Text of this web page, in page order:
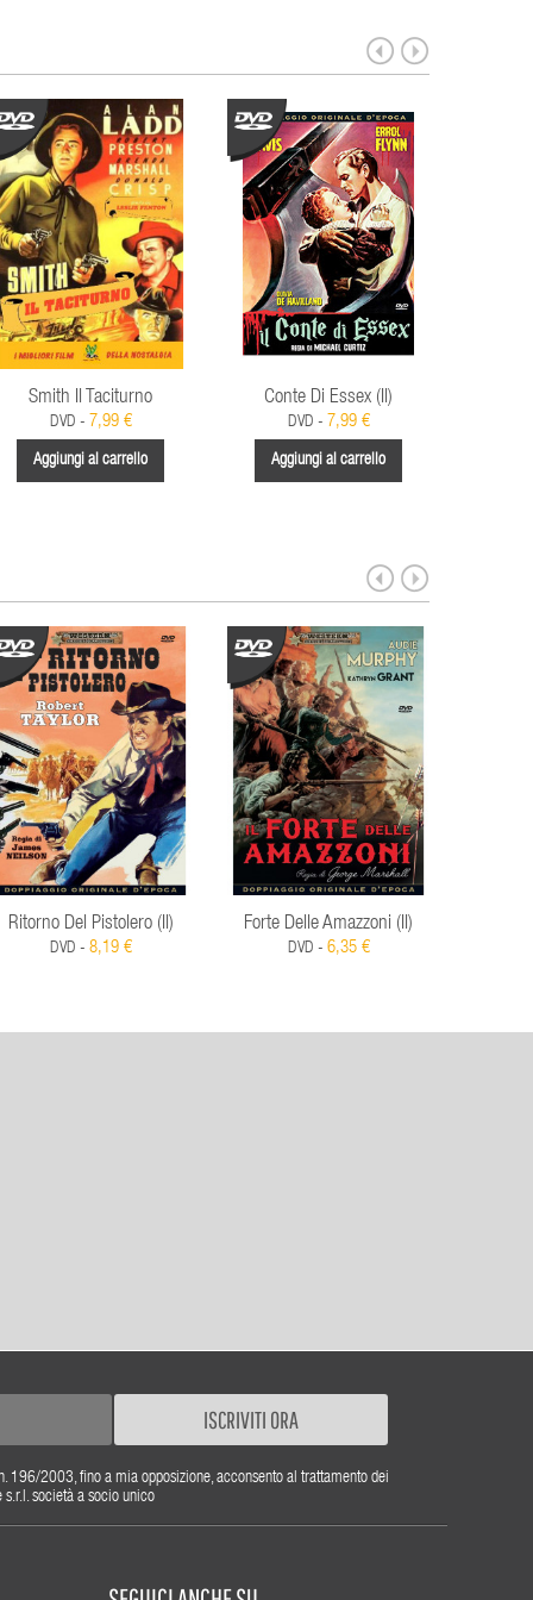
Smith Il Taciturno
DVD - 7,99 €
Aggiungi al carrello
Conte Di Essex (Il)
DVD - 7,99 €
Aggiungi al carrello
Ritorno Del Pistolero (Il)
DVD - 8,19 €
Forte Delle Amazzoni (Il)
DVD - 6,35 €
ISCRIVITI ORA
196/2003, fino a mia opposizione, acconsento al trattamento dei
società a socio unico